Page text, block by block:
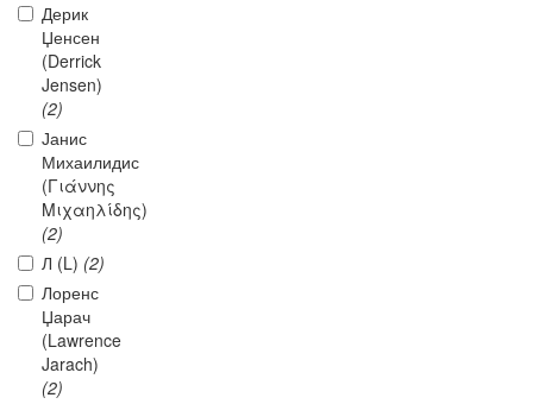
Дерик
Џенсен
(Derrick
Jensen)
(2)
Јанис
Михаилидис
(Γιάννης
Μιχαηλίδης)
(2)
Л (L) (2)
Лоренс
Џарач
(Lawrence
Jarach)
(2)